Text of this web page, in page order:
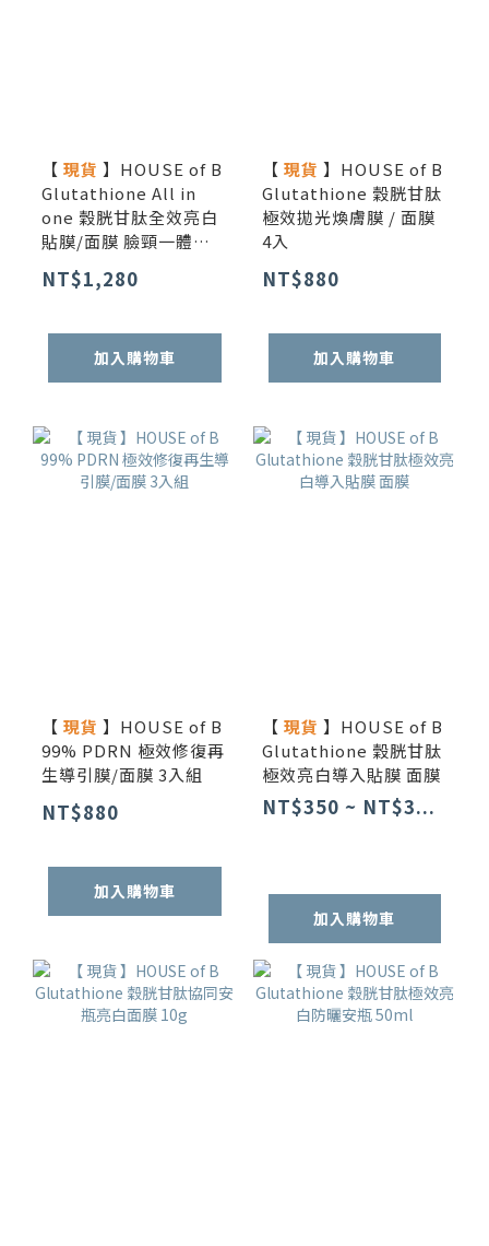
【 現貨 】HOUSE of B
Glutathione All in
one 穀胱甘肽全效亮白
貼膜/面膜 臉頸一體強
效組 3入
NT$1,280
加入購物車
【 現貨 】HOUSE of B
Glutathione 穀胱甘肽
極效拋光煥膚膜 / 面膜
4入
NT$880
加入購物車
【 現貨 】HOUSE of B
99% PDRN 極效修復再
生導引膜/面膜 3入組
NT$880
加入購物車
【 現貨 】HOUSE of B
Glutathione 穀胱甘肽
極效亮白導入貼膜 面膜
NT$350 ~ NT$3...
加入購物車